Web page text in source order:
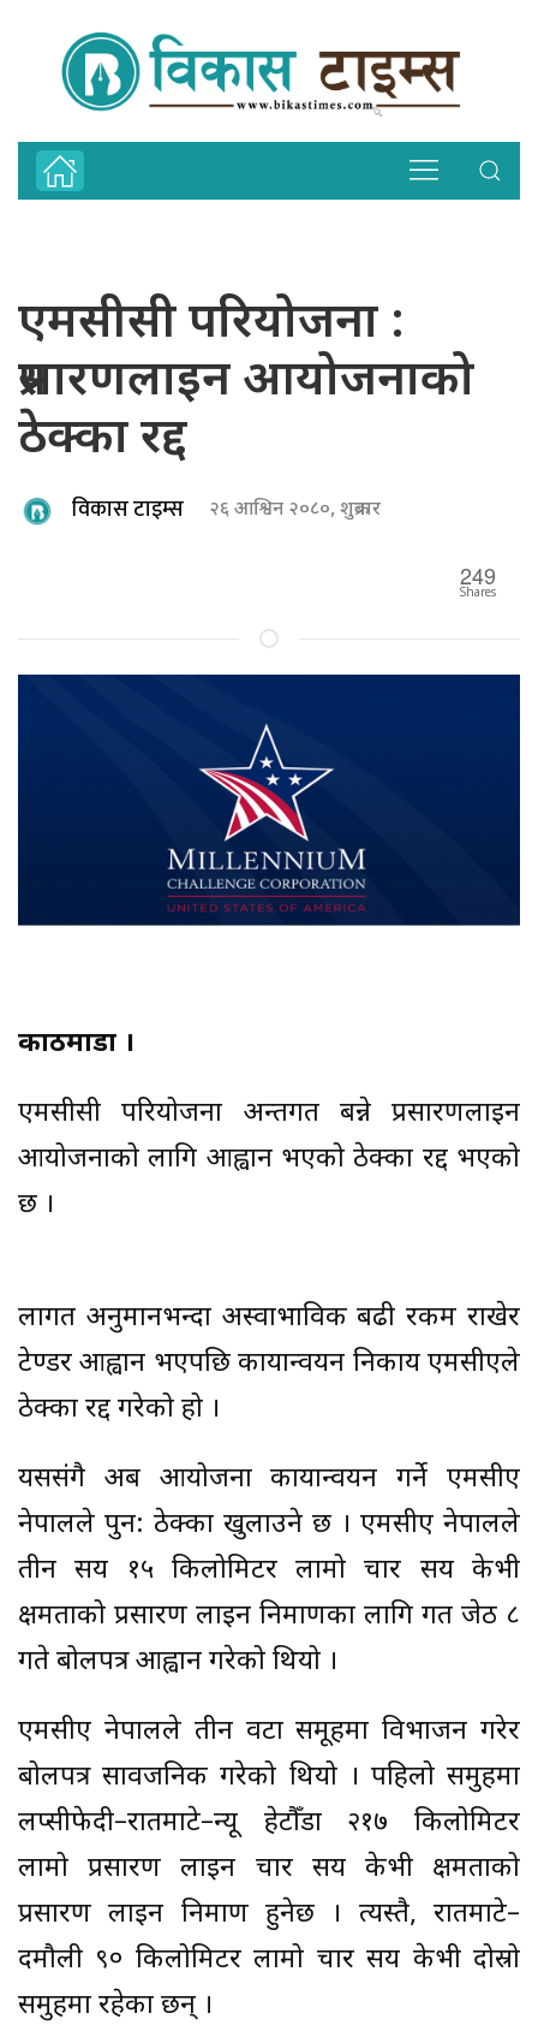
एमसीसी परियोजना :
प्रसारणलाइन आयोजनाको
ठेक्का रद्द
विकास टाइम्स २६ आश्विन २०८०, शुक्रबार
249
Shares
काठमाडौं ।
एमसीसी परियोजना अन्तर्गत बन्ने प्रसारणलाइन
आयोजनाको लागि आह्वान भएको ठेक्का रद्द भएको
छ ।
लागत अनुमानभन्दा अस्वाभाविक बढी रकम राखेर
टेण्डर आह्वान भएपछि कार्यान्वयन निकाय एमसीएले
ठेक्का रद्द गरेको हो ।
यससंगै अब आयोजना कार्यान्वयन गर्ने एमसीए
नेपालले पुन: ठेक्का खुलाउने छ । एमसीए नेपालले
तीन सय १५ किलोमिटर लामो चार सय केभी
क्षमताको प्रसारण लाइन निर्माणका लागि गत जेठ ८
गते बोलपत्र आह्वान गरेको थियो ।
एमसीए नेपालले तीन वटा समूहमा विभाजन गरेर
बोलपत्र सार्वजनिक गरेको थियो । पहिलो समुहमा
लप्सीफेदी–रातमाटे–न्यू हेटौँडा २१७ किलोमिटर
लामो प्रसारण लाइन चार सय केभी क्षमताको
प्रसारण लाइन निर्माण हुनेछ । त्यस्तै, रातमाटे–
दमौली ९० किलोमिटर लामो चार सय केभी दोस्रो
समुहमा रहेका छन् ।